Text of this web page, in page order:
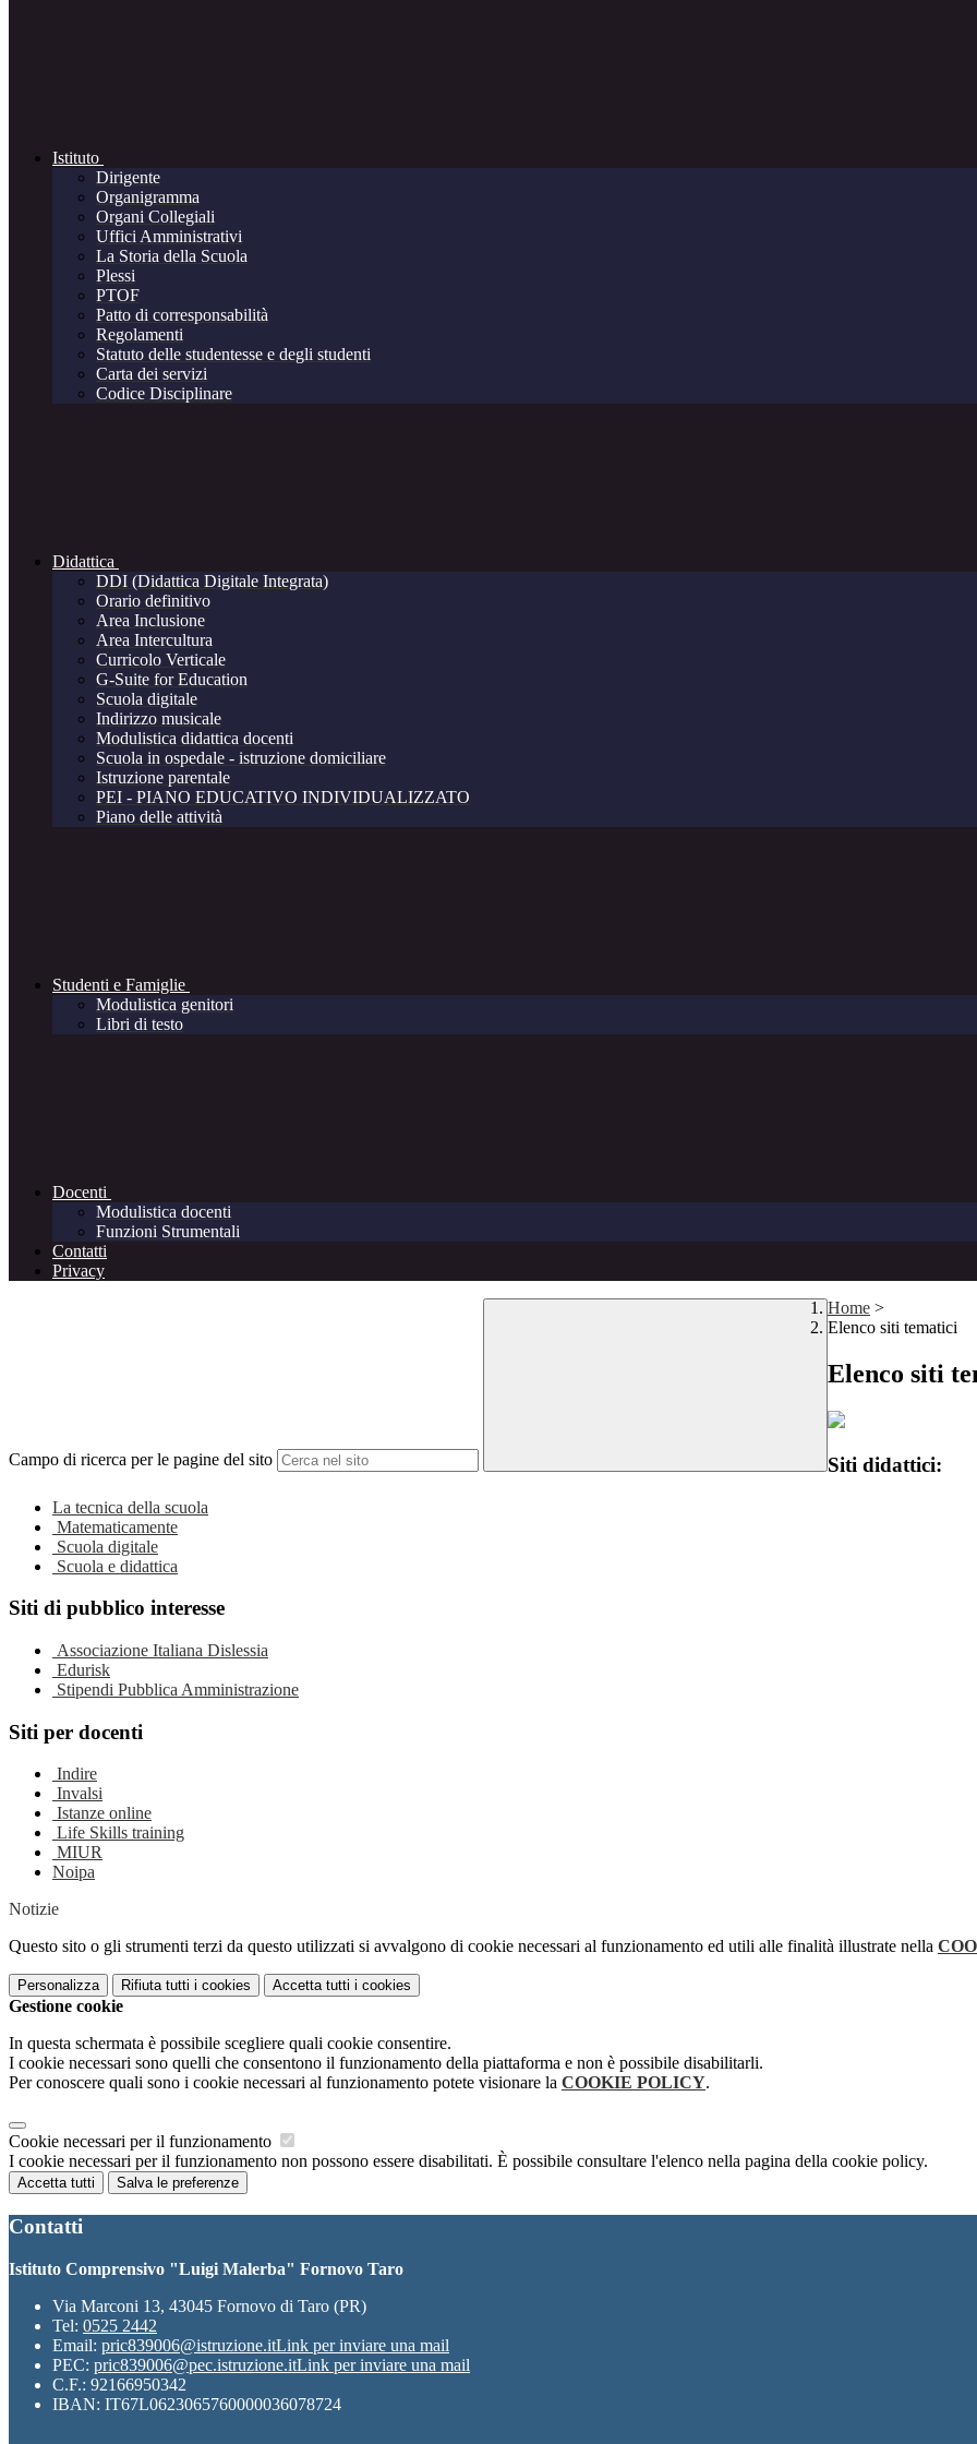
Istituto
Dirigente
Organigramma
Organi Collegiali
Uffici Amministrativi
La Storia della Scuola
Plessi
PTOF
Patto di corresponsabilità
Regolamenti
Statuto delle studentesse e degli studenti
Carta dei servizi
Codice Disciplinare
Didattica
DDI (Didattica Digitale Integrata)
Orario definitivo
Area Inclusione
Area Intercultura
Curricolo Verticale
G-Suite for Education
Scuola digitale
Indirizzo musicale
Modulistica didattica docenti
Scuola in ospedale - istruzione domiciliare
Istruzione parentale
PEI - PIANO EDUCATIVO INDIVIDUALIZZATO
Piano delle attività
Studenti e Famiglie
Modulistica genitori
Libri di testo
Docenti
Modulistica docenti
Funzioni Strumentali
Contatti
Privacy
Campo di ricerca per le pagine del sito
Home >
Elenco siti tematici
Elenco siti
Siti didattici:
La tecnica della scuola
Matematicamente
Scuola digitale
Scuola e didattica
Siti di pubblico interesse
Associazione Italiana Dislessia
Edurisk
Stipendi Pubblica Amministrazione
Siti per docenti
Indire
Invalsi
Istanze online
Life Skills training
MIUR
Noipa
Notizie
Questo sito o gli strumenti terzi da questo utilizzati si avvalgono di cookie necessari al funzionamento ed utili alle finalità illustrate nella
Personalizza Rifiuta tutti i cookies Accetta tutti i cookies
Gestione cookie
In questa schermata è possibile scegliere quali cookie consentire.
I cookie necessari sono quelli che consentono il funzionamento della piattaforma e non è possibile disabilitarli.
Per conoscere quali sono i cookie necessari al funzionamento potete visionare la COOKIE POLICY.
Cookie necessari per il funzionamento
I cookie necessari per il funzionamento non possono essere disabilitati. È possibile consultare l'elenco nella pagina della cookie policy.
Accetta tutti Salva le preferenze
Contatti
Istituto Comprensivo "Luigi Malerba" Fornovo Taro
Via Marconi 13, 43045 Fornovo di Taro (PR)
Tel: 0525 2442
Email: pric839006@istruzione.itLink per inviare una mail
PEC: pric839006@pec.istruzione.itLink per inviare una mail
C.F.: 92166950342
IBAN: IT67L0623065760000036078724